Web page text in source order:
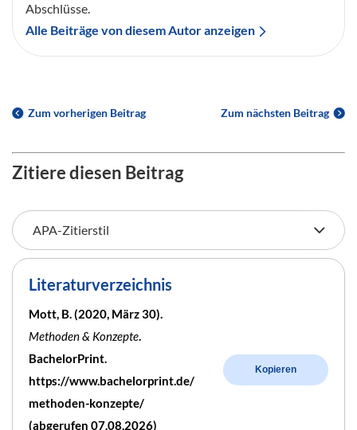
Abschlüsse.
Alle Beiträge von diesem Autor anzeigen
Zum vorherigen Beitrag Zum nächsten Beitrag
Zitiere diesen Beitrag
Literaturverzeichnis
Mott, B. (2020, März 30).
Methoden & Konzepte.
BachelorPrint.
https://www.bachelorprint.de/
methoden-konzepte/
(abgerufen 07.08.2026)
Kopieren